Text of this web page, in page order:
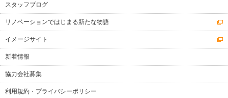
スタッフブログ
リノベーションではじまる新たな物語
イメージサイト
新着情報
協力会社募集
利用規約・プライバシーポリシー